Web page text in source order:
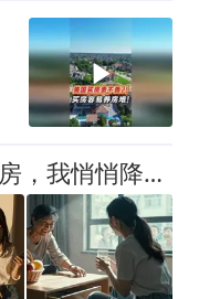
大姑姐天天打听我的学区房，我悄悄降价15万卖了，她拿着户口本找上门，我笑了：姐，上个月学区就重新划分了，你不知道？